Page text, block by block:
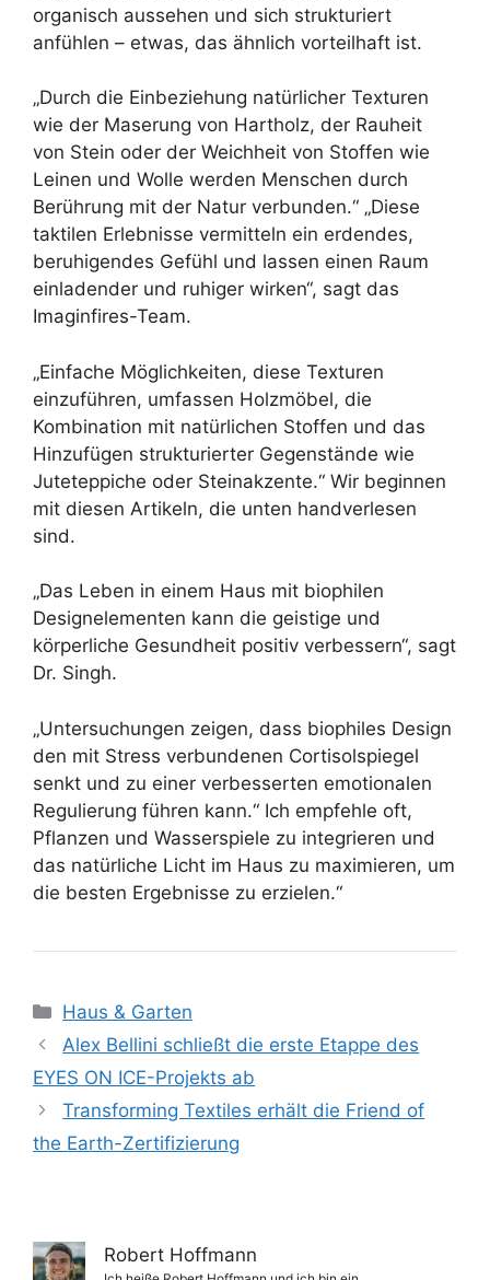
organisch aussehen und sich strukturiert
anfühlen – etwas, das ähnlich vorteilhaft ist.
„Durch die Einbeziehung natürlicher Texturen
wie der Maserung von Hartholz, der Rauheit
von Stein oder der Weichheit von Stoffen wie
Leinen und Wolle werden Menschen durch
Berührung mit der Natur verbunden.“ „Diese
taktilen Erlebnisse vermitteln ein erdendes,
beruhigendes Gefühl und lassen einen Raum
einladender und ruhiger wirken“, sagt das
Imaginfires-Team.
„Einfache Möglichkeiten, diese Texturen
einzuführen, umfassen Holzmöbel, die
Kombination mit natürlichen Stoffen und das
Hinzufügen strukturierter Gegenstände wie
Juteteppiche oder Steinakzente.“ Wir beginnen
mit diesen Artikeln, die unten handverlesen
sind.
„Das Leben in einem Haus mit biophilen
Designelementen kann die geistige und
körperliche Gesundheit positiv verbessern“, sagt
Dr. Singh.
„Untersuchungen zeigen, dass biophiles Design
den mit Stress verbundenen Cortisolspiegel
senkt und zu einer verbesserten emotionalen
Regulierung führen kann.“ Ich empfehle oft,
Pflanzen und Wasserspiele zu integrieren und
das natürliche Licht im Haus zu maximieren, um
die besten Ergebnisse zu erzielen.“
Kategorien
Haus & Garten
Alex Bellini schließt die erste Etappe des
EYES ON ICE-Projekts ab
Transforming Textiles erhält die Friend of
the Earth-Zertifizierung
Robert Hoffmann